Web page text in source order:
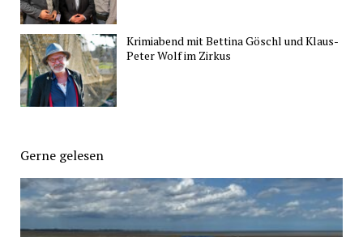
Krimiabend mit Bettina Göschl und Klaus-
Peter Wolf im Zirkus
Gerne gelesen